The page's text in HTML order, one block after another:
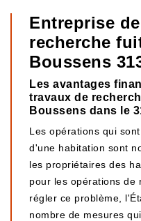
Entreprise
recherche
Boussens
Les avantages
travaux de
Boussens dans le
Les opérations qui
d'une habitation sont
les propriétaires des
pour les opérations de
régler ce problème,
nombre de mesures